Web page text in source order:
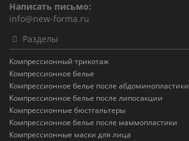
Написать письмо:
info@new-forma.ru
Разделы
Компрессионный трикотаж
Компрессионное белье
Компрессионное белье после абдоминопластики
Компрессионное белье после липосакции
Компрессионные бюстгальтеры
Компрессионное белье после маммопластики
Компрессионные маски для лица